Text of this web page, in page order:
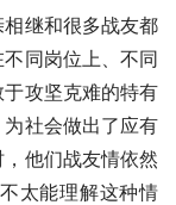
继和很多战友都
同岗位上、不同
攻坚克难的特有
社会做出了应有
他们战友情依然
太能理解这种情